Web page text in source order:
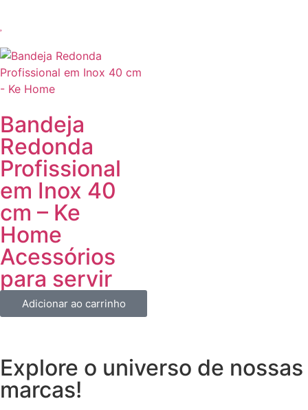
Bandeja
Redonda
Profissional
em Inox 40
cm – Ke
Home
Acessórios
para servir
Adicionar ao carrinho
Explore o universo de nossas
marcas!